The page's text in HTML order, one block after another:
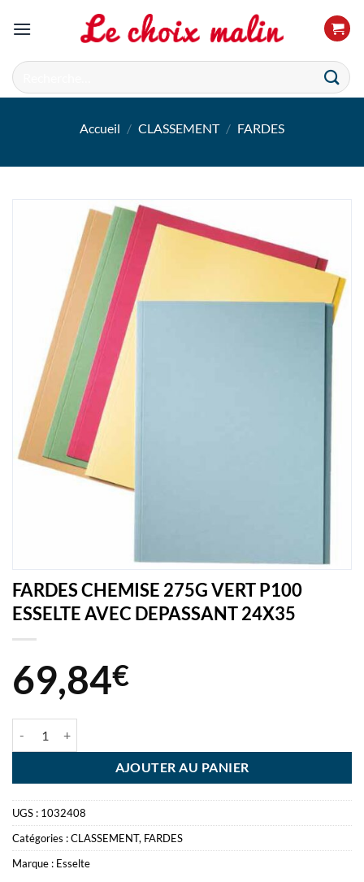
Recherche
pour :
Accueil / CLASSEMENT / FARDES
FARDES CHEMISE 275G VERT P100
ESSELTE AVEC DEPASSANT 24X35
69,84€
AJOUTER AU PANIER
UGS : 1032408
Catégories :CLASSEMENT, FARDES
Marque : Esselte